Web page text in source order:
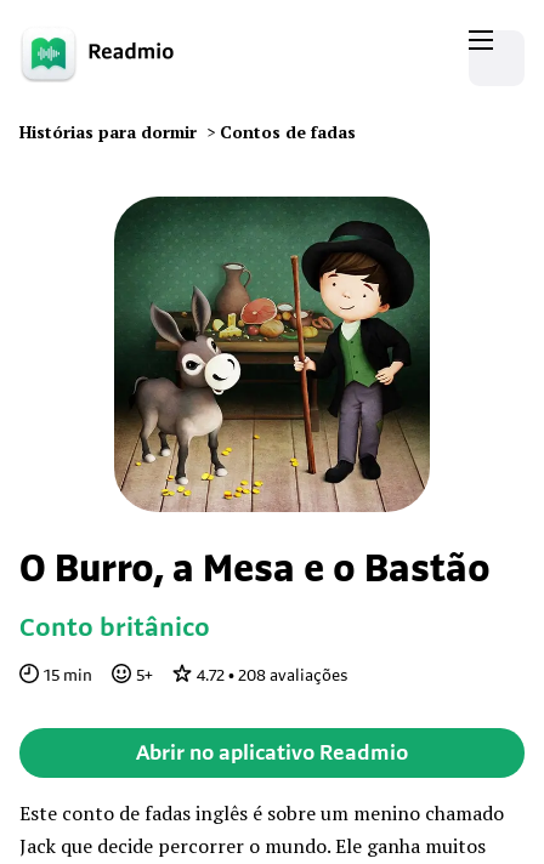
Histórias para dormir > Contos de fadas
O Burro, a Mesa e o Bastão
Conto britânico
15 min 5+ 4.72 • 208 avaliações
Abrir no aplicativo Readmio
Este conto de fadas inglês é sobre um menino chamado
Jack que decide percorrer o mundo. Ele ganha muitos